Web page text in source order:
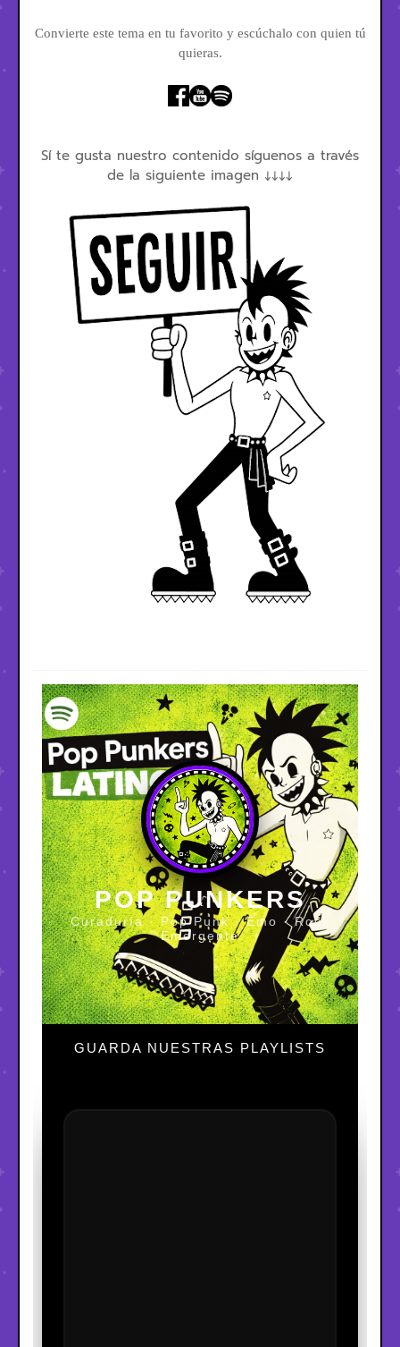
Convierte este tema en tu favorito y escúchalo con quien tú
quieras.
Sí te gusta nuestro contenido síguenos a través
de la siguiente imagen ↓↓↓↓
POP PUNKERS
Curaduría · Pop Punk · Emo · Rock
Emergente
GUARDA NUESTRAS PLAYLISTS